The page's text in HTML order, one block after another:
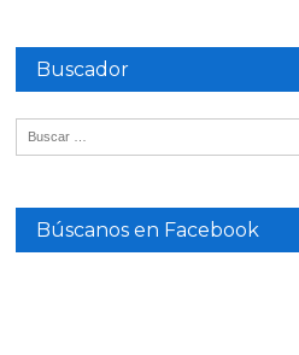
Buscador
Búscanos en Facebook